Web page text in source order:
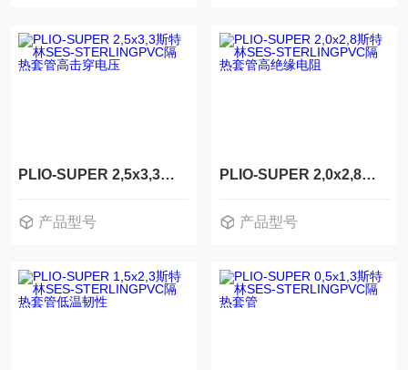
PLIO-SUPER 2,5x3,3斯特林SES-STERLINGPVC隔热套管高击穿电压
产品型号
PLIO-SUPER 2,0x2,8斯特林SES-STERLINGPVC隔热套管高绝缘电阻
产品型号